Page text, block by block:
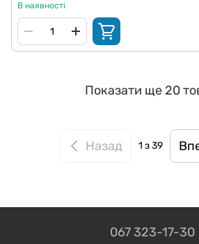
В наявності
Показати ще 20
Назад 1 з 39
067 323-17-30